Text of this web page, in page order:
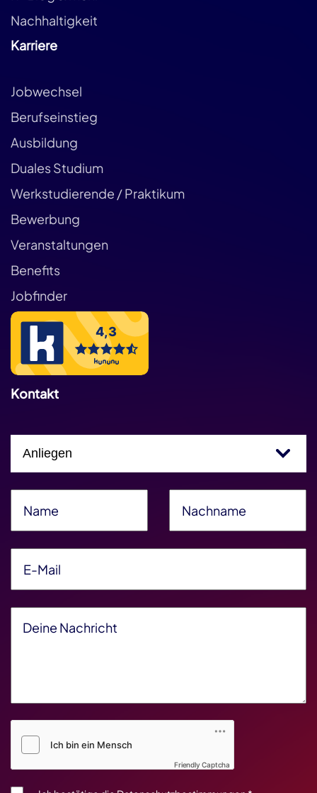
Nachhaltigkeit
Karriere
Jobwechsel
Berufseinstieg
Ausbildung
Duales Studium
Werkstudierende / Praktikum
Bewerbung
Veranstaltungen
Benefits
Jobfinder
Kontakt
Friendly Captcha